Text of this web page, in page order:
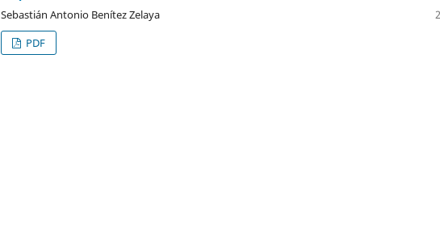
Sebastián Antonio Benítez Zelaya
PDF